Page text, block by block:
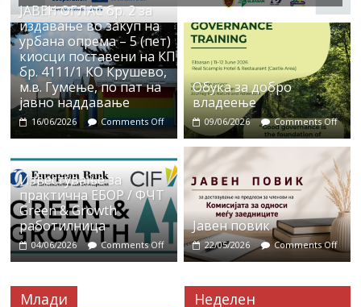
ЈАВЕН ОГЛАС бр. 2 за
издавање во закуп на
урбана опрема – 5 (пет)
киосци поставени на КП
бр. 4111/1 КО Крушево,
м.в. Гумење, по пат на
јавно наддавање
16/06/2026 Comments Off
Обука за добро
владеење
09/06/2026 Comments Off
Известување за
практична ЕБОР / ФЧТ
Green & Growth
работилница
04/06/2026 Comments Off
Јавен повик
22/05/2026 Comments Off
Млади
Неделен